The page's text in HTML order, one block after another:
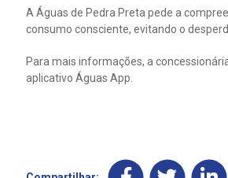
A Águas de Pedra Preta pede a
consumo consciente, evitando o
Para mais informações, a
aplicativo Águas App.